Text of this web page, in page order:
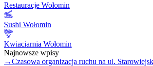
Restauracje Wołomin
Sushi Wołomin
Kwiaciarnia Wołomin
Najnowsze wpisy
→Czasowa organizacja ruchu na ul.